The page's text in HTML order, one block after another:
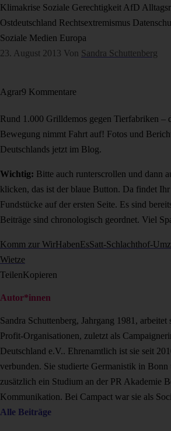
Klimakrise Soziale Gerechtigkeit AfD
Ostdeutschland Rechtsextremismus
Soziale Medien Europa
23. August 2013 Von Sandra Schuttenberg
Agrar9 Kommentare
Rund 1.000 Grilldemos gegen Tierfabriken –
Bewegung nimmt Fahrt auf! Fotos und
Deutschlands jetzt im Blog.
Wichtig: Bitte auch runterscrollen und dann
klicken, das ist der blaue Button. Da findet
Fundstücke auf der ersten Seite. Es sind
Beiträge sind chronologisch geordnet. Viel
Komm zur WirHabenEsSatt-Schlachthof-
Wietze
TeilenKopieren
Autor*innen
Sandra Schuttenberg, Jahrgang 1981,
Profit-Organisationen, zuletzt als
Deutschland e.V.. Ehrenamtlich ist sie seit
verbunden. Sie studierte Germanistik in Bonn
zusätzlich ein Studium an der PR Akademie
Kommunikation. Bei Campact war sie als
Alle Beiträge